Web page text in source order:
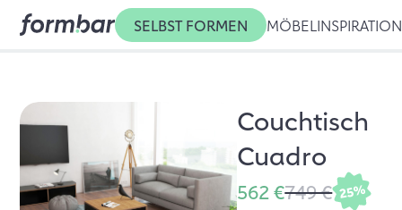
SELBST FORMEN MÖBEL INSPIRATION
Couchtisch
Cuadro
562 €749 € 25%